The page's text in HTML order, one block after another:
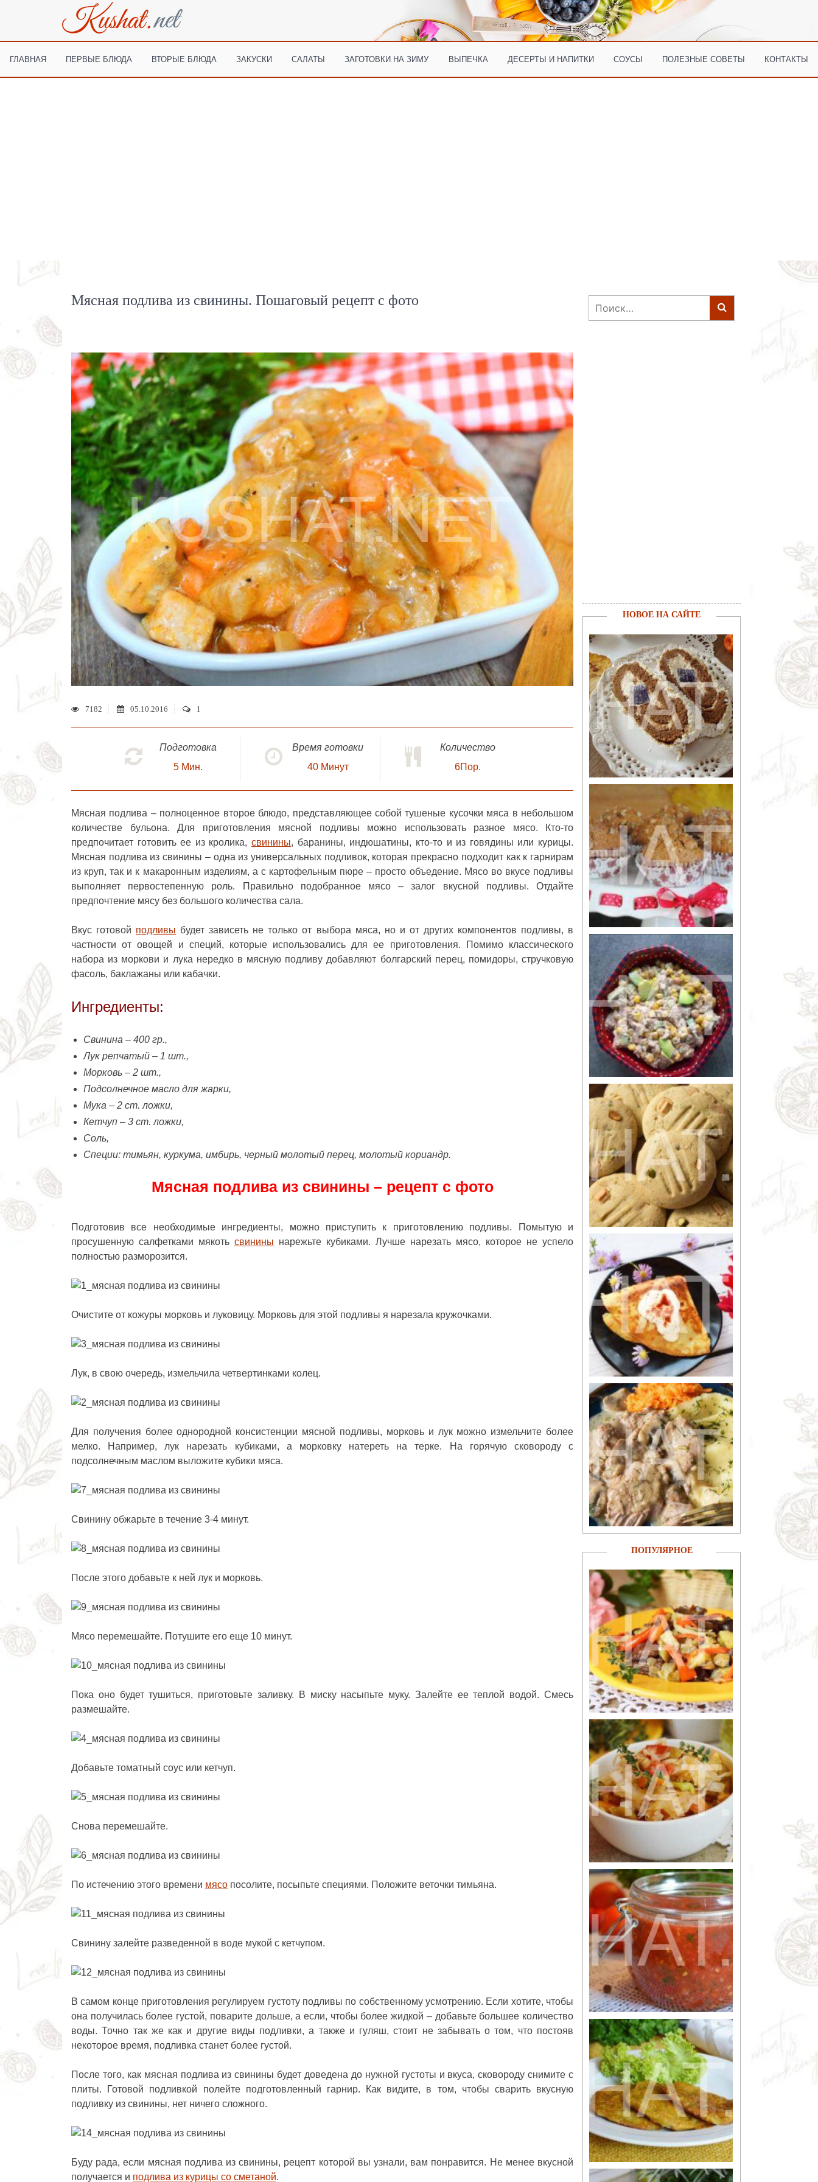
ГЛАВНАЯ ПЕРВЫЕ БЛЮДА ВТОРЫЕ БЛЮДА ЗАКУСКИ САЛАТЫ ЗАГОТОВКИ НА ЗИМУ ВЫПЕЧКА ДЕСЕРТЫ И НАПИТКИ СОУСЫ ПОЛЕЗНЫЕ СОВЕТЫ КОНТАКТЫ
Мясная подлива из свинины. Пошаговый рецепт с фото
7182 05.10.2016 1
Подготовка
5 Мин.
Время готовки
40 Минут
Количество
6Пор.
Мясная подлива – полноценное второе блюдо, представляющее собой тушеные кусочки мяса в небольшом
количестве бульона. Для приготовления мясной подливы можно использовать разное мясо. Кто-то
предпочитает готовить ее из кролика,свинины, баранины, индюшатины, кто-то и из говядины или курицы.
Мясная подлива из свинины – одна из универсальных подливок, которая прекрасно подходит как к гарнирам
из круп, так и к макаронным изделиям, а с картофельным пюре – просто объедение. Мясо во вкусе подливы
выполняет первостепенную роль. Правильно подобранное мясо – залог вкусной подливы. Отдайте
предпочтение мясу без большого количества сала.
Вкус готовой подливы будет зависеть не только от выбора мяса, но и от других компонентов подливы, в
частности от овощей и специй, которые использовались для ее приготовления. Помимо классического
набора из моркови и лука нередко в мясную подливу добавляют болгарский перец, помидоры, стручковую
фасоль, баклажаны или кабачки.
Ингредиенты:
Свинина – 400 гр.,
Лук репчатый – 1 шт.,
Морковь – 2 шт.,
Подсолнечное масло для жарки,
Мука – 2 ст. ложки,
Кетчуп – 3 ст. ложки,
Соль,
Специи: тимьян, куркума, имбирь, черный молотый перец, молотый кориандр.
Мясная подлива из свинины – рецепт с фото
Подготовив все необходимые ингредиенты, можно приступить к приготовлению подливы. Помытую и
просушенную салфетками мякоть свинины нарежьте кубиками. Лучше нарезать мясо, которое не успело
полностью разморозится.
Очистите от кожуры морковь и луковицу. Морковь для этой подливы я нарезала кружочками.
Лук, в свою очередь, измельчила четвертинками колец.
Для получения более однородной консистенции мясной подливы, морковь и лук можно измельчите более
мелко. Например, лук нарезать кубиками, а морковку натереть на терке. На горячую сковороду с
подсолнечным маслом выложите кубики мяса.
Свинину обжарьте в течение 3-4 минут.
После этого добавьте к ней лук и морковь.
Мясо перемешайте. Потушите его еще 10 минут.
Пока оно будет тушиться, приготовьте заливку. В миску насыпьте муку. Залейте ее теплой водой. Смесь
размешайте.
Добавьте томатный соус или кетчуп.
Снова перемешайте.
По истечению этого времени мясо посолите, посыпьте специями. Положите веточки тимьяна.
Свинину залейте разведенной в воде мукой с кетчупом.
В самом конце приготовления регулируем густоту подливы по собственному усмотрению. Если хотите, чтобы
она получилась более густой, поварите дольше, а если, чтобы более жидкой – добавьте большее количество
воды. Точно так же как и другие виды подливки, а также и гуляш, стоит не забывать о том, что постояв
некоторое время, подливка станет более густой.
После того, как мясная подлива из свинины будет доведена до нужной густоты и вкуса, сковороду снимите с
плиты. Готовой подливкой полейте подготовленный гарнир. Как видите, в том, чтобы сварить вкусную
подливку из свинины, нет ничего сложного.
Буду рада, если мясная подлива из свинины, рецепт которой вы узнали, вам понравится. Не менее вкусной
получается и подлива из курицы со сметаной.
Найти:
НОВОЕ НА САЙТЕ
ПОПУЛЯРНОЕ